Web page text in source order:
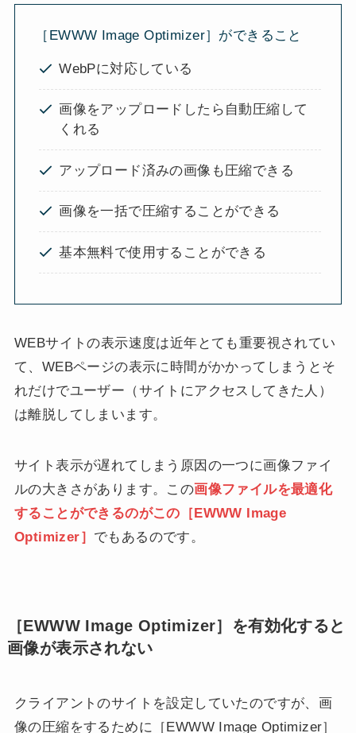
［EWWW Image Optimizer］ができること
WebPに対応している
画像をアップロードしたら自動圧縮して
くれる
アップロード済みの画像も圧縮できる
画像を一括で圧縮することができる
基本無料で使用することができる
WEBサイトの表示速度は近年とても重要視されてい
て、WEBページの表示に時間がかかってしまうとそ
れだけでユーザー（サイトにアクセスしてきた人）
は離脱してしまいます。
サイト表示が遅れてしまう原因の一つに画像ファイ
ルの大きさがあります。この画像ファイルを最適化
することができるのがこの［EWWW Image
Optimizer］ でもあるのです。
［EWWW Image Optimizer］を有効化すると
画像が表示されない
クライアントのサイトを設定していたのですが、画
像の圧縮をするために［EWWW Image Optimizer］